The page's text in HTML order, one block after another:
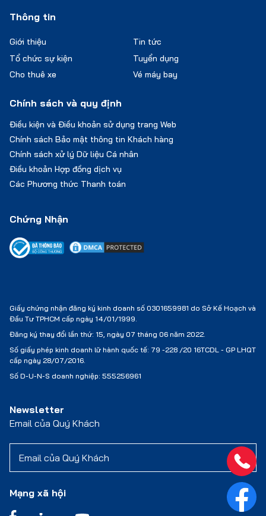
Chứng Nhận
Giấy chứng nhận đăng ký kinh doanh số 0301659981 do Sở Kế Hoạch và
Đầu Tư TPHCM cấp ngày 14/01/1999.
Đăng ký thay đổi lần thứ: 15, ngày 07 tháng 06 năm 2022.
Số giấy phép kinh doanh lữ hành quốc tế: 79 -228 /20 16TCDL - GP LHQT
cấp ngày 28/07/2016.
Số D-U-N-S doanh nghiệp: 555256961
Thông tin
Giới thiệu
Tổ chức sự kiện
Cho thuê xe
Vé máy bay
Tin tức
Tuyển dụng
Chính sách và quy định
Điều kiện và Điều khoản sử dụng trang Web
Chính sách Bảo mật thông tin Khách hàng
Chính sách xử lý Dữ liệu Cá nhân
Điều khoản Hợp đồng dịch vụ
Các Phương thức Thanh toán
Newsletter
Email của Quý Khách
Mạng xã hội